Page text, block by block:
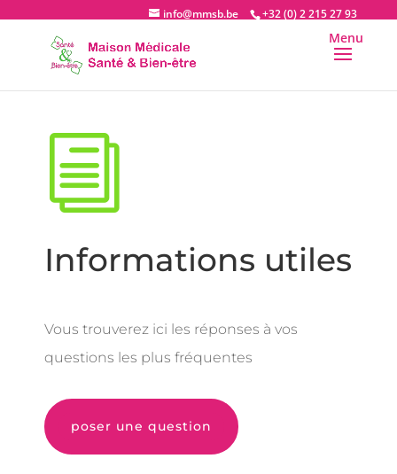
+32 (0) 2 215 27 93
info@mmsb.be
i
Informations utiles
Vous trouverez ici les réponses à vos
questions les plus fréquentes
poser une question